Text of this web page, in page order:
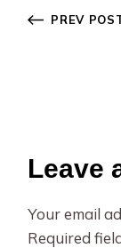
PREV
Leave
Your email
Required